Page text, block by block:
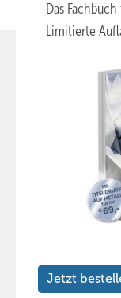
Das
Limitierte
Jetzt